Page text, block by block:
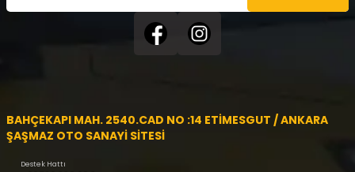
BAHÇEKAPI MAH. 2540.CAD NO :14 ETİMESGUT / ANKARA
ŞAŞMAZ OTO SANAYİ SİTESİ
Destek Hattı